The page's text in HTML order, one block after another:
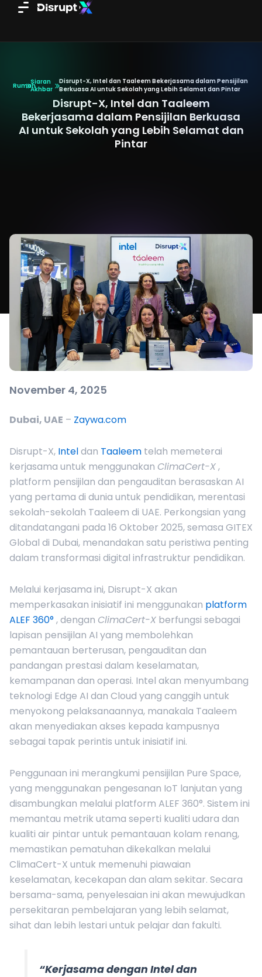
RumahSiaran
Akhbar
Disrupt-X, Intel dan Taaleem Bekerjasama dalam Pensijilan
Berkuasa AI untuk Sekolah yang Lebih Selamat dan Pintar
Disrupt-X, Intel dan Taaleem
Bekerjasama dalam Pensijilan Berkuasa
AI untuk Sekolah yang Lebih Selamat dan
Pintar
November 4, 2025
Dubai, UAE – Zaywa.com
Disrupt-X, Inteldan Taaleem telah memeterai
kerjasama untuk menggunakan ClimaCert-X,
platform pensijilan dan pengauditan berasaskan AI
yang pertama di dunia untuk pendidikan, merentasi
sekolah-sekolah Taaleem di UAE. Perkongsian yang
ditandatangani pada 16 Oktober 2025, semasa GITEX
Global di Dubai, menandakan satu peristiwa penting
dalam transformasi digital infrastruktur pendidikan.
Melalui kerjasama ini, Disrupt-X akan
memperkasakan inisiatif ini menggunakan platform
ALEF 360°, dengan ClimaCert-X berfungsi sebagai
lapisan pensijilan AI yang membolehkan
pemantauan berterusan, pengauditan dan
pandangan prestasi dalam keselamatan,
kemampanan dan operasi. Intel akan menyumbang
teknologi Edge AI dan Cloud yang canggih untuk
menyokong pelaksanaannya, manakala Taaleem
akan menyediakan akses kepada kampusnya
sebagai tapak perintis untuk inisiatif ini.
Penggunaan ini merangkumi pensijilan Pure Space,
yang menggunakan pengesanan IoT lanjutan yang
disambungkan melalui platform ALEF 360°. Sistem ini
memantau metrik utama seperti kualiti udara dan
kualiti air pintar untuk pemantauan kolam renang,
memastikan pematuhan dikekalkan melalui
ClimaCert-X untuk memenuhi piawaian
keselamatan, kecekapan dan alam sekitar. Secara
bersama-sama, penyelesaian ini akan mewujudkan
persekitaran pembelajaran yang lebih selamat,
sihat dan lebih lestari untuk pelajar dan fakulti.
“Kerjasama dengan Intel dan